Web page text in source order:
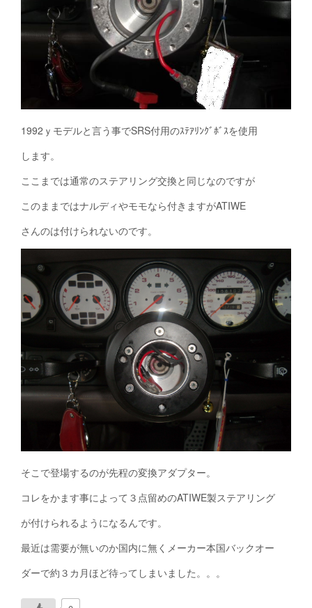
1992ｙモデルと言う事でSRS付用のｽﾃｱﾘﾝｸﾞﾎﾞｽを使用
します。
ここまでは通常のステアリング交換と同じなのですが
このままではナルディやモモなら付きますがATIWE
さんのは付けられないのです。
そこで登場するのが先程の変換アダプター。
コレをかます事によって３点留めのATIWE製ステアリング
が付けられるようになるんです。
最近は需要が無いのか国内に無くメーカー本国バックオー
ダーで約３カ月ほど待ってしまいました。。。